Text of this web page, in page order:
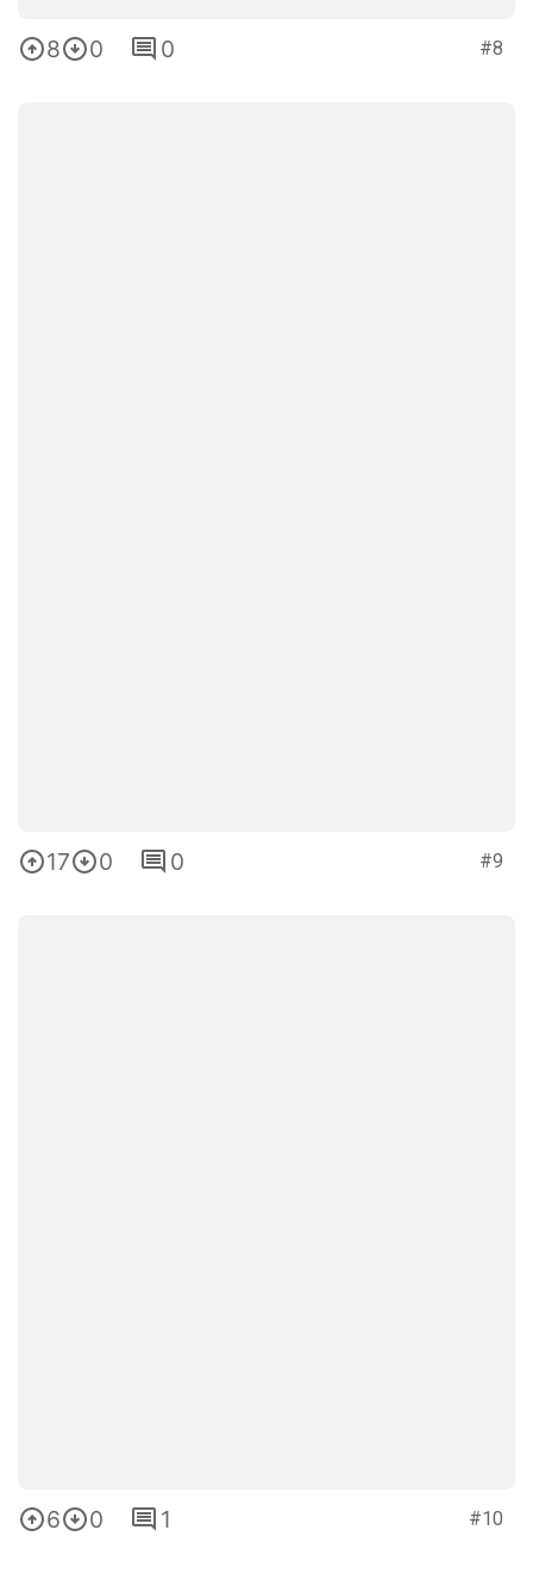
8 0 0 #8
17 0 0 #9
6 0 1 #10